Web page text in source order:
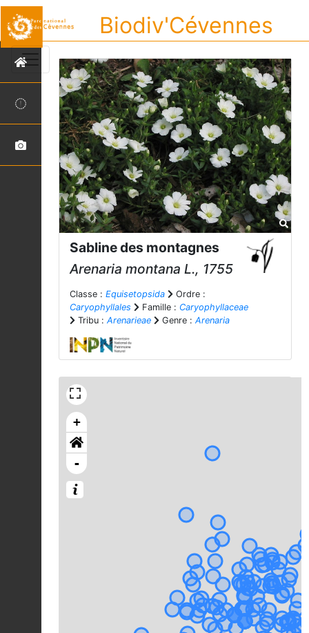
Biodiv'Cévennes
Sabline des montagnes
Arenaria montana L., 1755
Classe : Equisetopsida
Ordre :
Caryophyllales
Famille : Caryophyllaceae
Tribu : Arenarieae Genre : Arenaria
+
-